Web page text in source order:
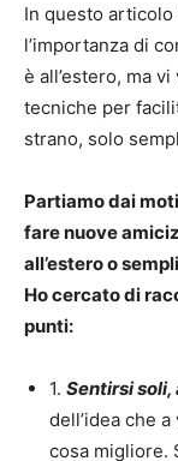
In questo
l’importanza di
è all’estero, ma
tecniche per
strano, solo
Partiamo dai
fare nuove
all’estero o
Ho cercato di
punti:
1. Sentirsi soli,
dell’idea che
cosa migliore.